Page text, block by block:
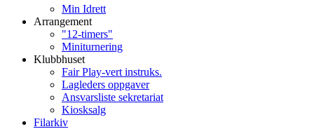
Min Idrett
Arrangement
"12-timers"
Miniturnering
Klubbhuset
Fair Play-vert instruks.
Lagleders oppgaver
Ansvarsliste sekretariat
Kiosksalg
Filarkiv